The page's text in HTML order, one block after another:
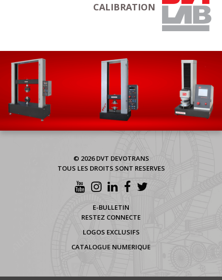
CALIBRATION
© 2026 DVT DEVOTRANS
TOUS LES DROITS SONT RESERVES
E-BULLETIN
RESTEZ CONNECTE
LOGOS EXCLUSIFS
CATALOGUE NUMERIQUE